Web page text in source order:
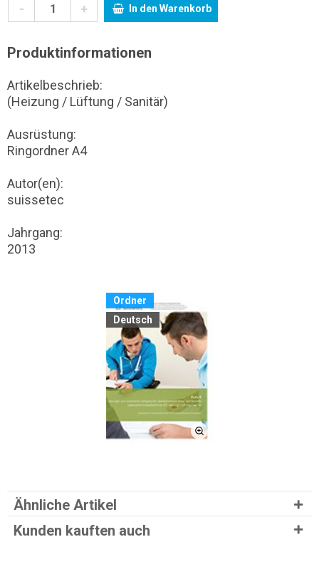
- + In den Warenkorb
Produktinformationen
Artikelbeschrieb:
(Heizung / Lüftung / Sanitär)
Ausrüstung:
Ringordner A4
Autor(en):
suissetec
Jahrgang:
2013
Ordner
Deutsch
Ähnliche Artikel
Kunden kauften auch